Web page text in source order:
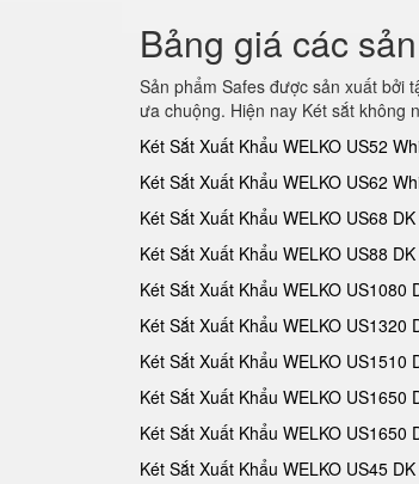
Bảng giá các
Sản phẩm Safes được sản xuất bởi
ưa chuộng. Hiện nay Két sắt không
Két Sắt Xuất Khẩu WELKO US52
Két Sắt Xuất Khẩu WELKO US62
Két Sắt Xuất Khẩu WELKO US68
Két Sắt Xuất Khẩu WELKO US88
Két Sắt Xuất Khẩu WELKO US1080
Két Sắt Xuất Khẩu WELKO US1320
Két Sắt Xuất Khẩu WELKO US1510
Két Sắt Xuất Khẩu WELKO US1650
Két Sắt Xuất Khẩu WELKO US1650
Két Sắt Xuất Khẩu WELKO US45